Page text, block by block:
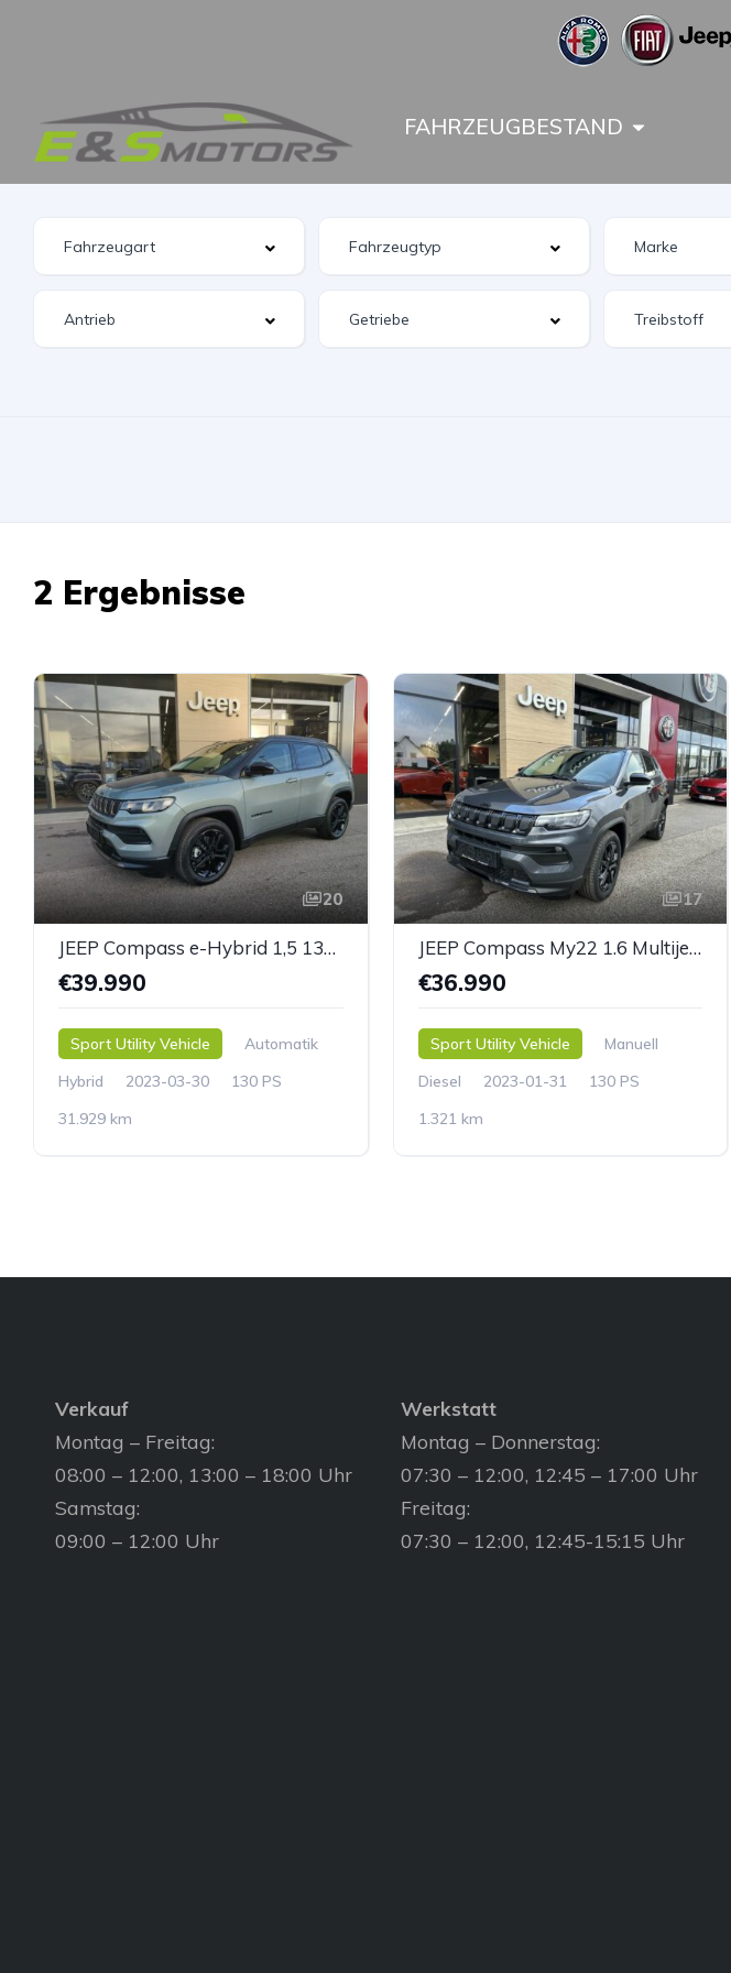
FAHRZEUGBESTAND
2 Ergebnisse
20
JEEP Compass e-Hybrid 1,5 130 T4 FWD DCT7 Upland
€39.990
Sport Utility Vehicle
Automatik
Hybrid
2023-03-30
130 PS
31.929 km
17
JEEP Compass My22 1.6 Multijet Night Eagle
€36.990
Sport Utility Vehicle
Manuell
Diesel
2023-01-31
130 PS
1.321 km
Verkauf
Montag – Freitag:
08:00 – 12:00, 13:00 – 18:00 Uhr
Samstag:
09:00 – 12:00 Uhr
Werkstatt
Montag – Donnerstag:
07:30 – 12:00, 12:45 – 17:00 Uhr
Freitag:
07:30 – 12:00, 12:45-15:15 Uhr